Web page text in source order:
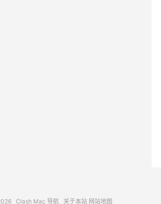
Clash Mac 导航 关于本站 网站地图